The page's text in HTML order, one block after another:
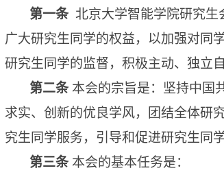
第一条 北京大学智能学院研究
广大研究生同学的权益， 以加强对同
研究生同学的监督，积极主动、独立
第二条 本会的宗旨是：坚持中国
求实、创新的优良学风，团结全体研
究生同学服务，引导和促进研究生同
第三条 本会的基本任务是：